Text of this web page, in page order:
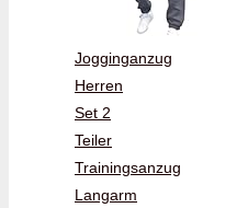
Jogginganzug
Herren
Set 2
Teiler
Trainingsanzug
Langarm